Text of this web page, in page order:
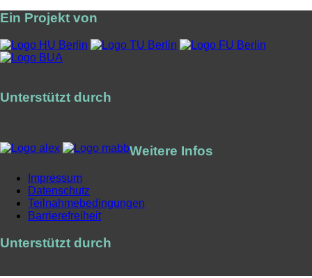
Ein Projekt von
Unterstützt durch
Weitere Infos
Impressum
Datenschutz
Teilnahmebedingungen
Barrierefreiheit
Unterstützt durch